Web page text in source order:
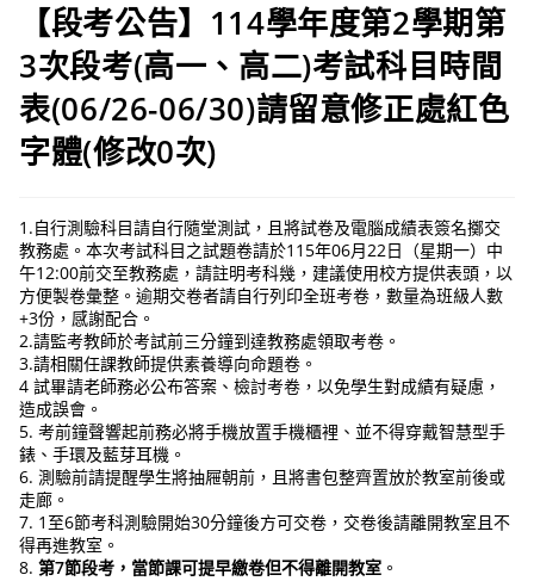
【段考公告】114學年度第2學期第
3次段考(高一、高二)考試科目時間
表(06/26-06/30)請留意修正處紅色
字體(修改0次)
1.自行測驗科目請自行隨堂測試，且將試卷及電腦成績表簽名擲交
教務處。本次考試科目之試題卷請於115年06月22日（星期一）中
午12:00前交至教務處，請註明考科幾，建議使用校方提供表頭，以
方便製卷彙整。逾期交卷者請自行列印全班考卷，數量為班級人數
+3份，感謝配合。
2.請監考教師於考試前三分鐘到達教務處領取考卷。
3.請相關任課教師提供素養導向命題卷。
4 試畢請老師務必公布答案、檢討考卷，以免學生對成績有疑慮，
造成誤會。
5. 考前鐘聲響起前務必將手機放置手機櫃裡、並不得穿戴智慧型手
錶、手環及藍芽耳機。
6. 測驗前請提醒學生將抽屜朝前，且將書包整齊置放於教室前後或
走廊。
7. 1至6節考科測驗開始30分鐘後方可交卷，交卷後請離開教室且不
得再進教室。
8.第7節段考，當節課可提早繳卷但不得離開教室 。